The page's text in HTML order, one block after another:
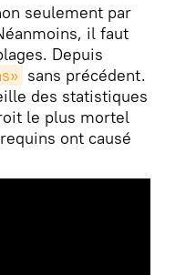
seulement par
il faut
Depuis
sans précédent.
des statistiques
le plus mortel
ont causé